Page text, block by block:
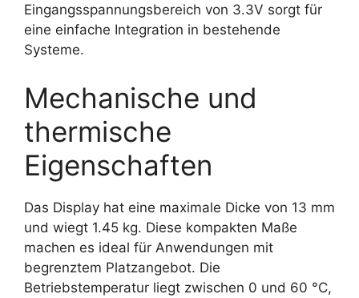
Eingangsspannungsbereich von 3.3V sorgt für
eine einfache Integration in bestehende
Systeme.
Mechanische und
thermische
Eigenschaften
Das Display hat eine maximale Dicke von 13 mm
und wiegt 1.45 kg. Diese kompakten Maße
machen es ideal für Anwendungen mit
begrenztem Platzangebot. Die
Betriebstemperatur liegt zwischen 0 und 60 °C,